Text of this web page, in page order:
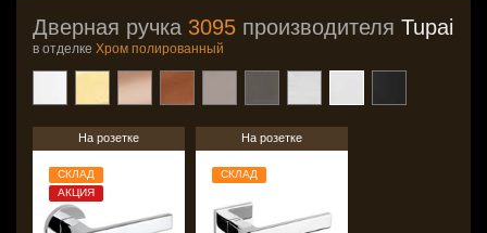
Дверная ручка 3095 производителя Tupai
в отделке Хром полированный
На розетке
СКЛАД
АКЦИЯ
На розетке
СКЛАД